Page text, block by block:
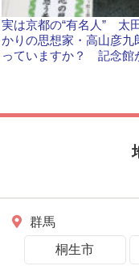
実は京都の“有名人” 太
かりの思想家・高山彦九
っていますか？ 記念館
群馬
桐生市